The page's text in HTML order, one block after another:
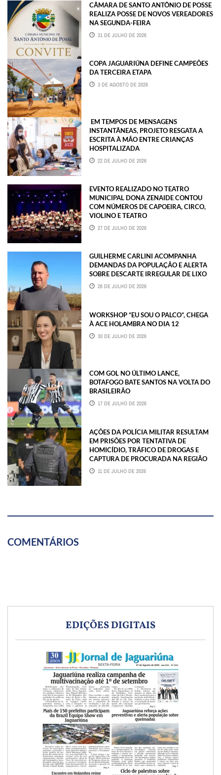
CÂMARA DE SANTO ANTÔNIO DE POSSE
REALIZA POSSE DE NOVOS VEREADORES
NA SEGUNDA-FEIRA
31 DE JULHO DE 2026
COPA JAGUARIÚNA DEFINE CAMPEÕES
DA TERCEIRA ETAPA
3 DE AGOSTO DE 2026
EM TEMPOS DE MENSAGENS
INSTANTÂNEAS, PROJETO RESGATA A
ESCRITA À MÃO ENTRE CRIANÇAS
HOSPITALIZADA
22 DE JULHO DE 2026
EVENTO REALIZADO NO TEATRO
MUNICIPAL DONA ZENAIDE CONTOU
COM NÚMEROS DE CAPOEIRA, CIRCO,
VIOLINO E TEATRO
27 DE JULHO DE 2026
GUILHERME CARLINI ACOMPANHA
DEMANDAS DA POPULAÇÃO E ALERTA
SOBRE DESCARTE IRREGULAR DE LIXO
26 DE JULHO DE 2026
WORKSHOP “EU SOU O PALCO”, CHEGA
À ACE HOLAMBRA NO DIA 12
30 DE JULHO DE 2026
COM GOL NO ÚLTIMO LANCE,
BOTAFOGO BATE SANTOS NA VOLTA DO
BRASILEIRÃO
17 DE JULHO DE 2026
AÇÕES DA POLÍCIA MILITAR RESULTAM
EM PRISÕES POR TENTATIVA DE
HOMICÍDIO, TRÁFICO DE DROGAS E
CAPTURA DE PROCURADA NA REGIÃO
11 DE JULHO DE 2026
COMENTÁRIOS
EDIÇÕES DIGITAIS